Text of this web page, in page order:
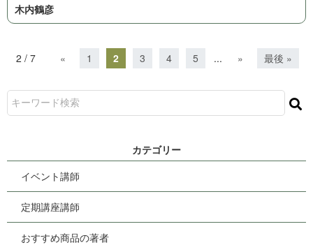
木 内 鶴 彦
2 / 7 « 1 2 3 4 5 ... » 最後 »
カ テ ゴ リ ー
イベント講師
定期講座講師
おすすめ商品の著者